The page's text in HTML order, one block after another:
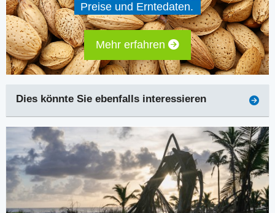
Preise und Erntedaten.
Mehr erfahren
Dies könnte Sie ebenfalls interessieren